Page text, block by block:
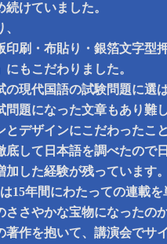
続けていました。
印刷・布貼り・銀箔文字型
もこだわりました。
の現代国語の試験問題に選
問題になった文章もあり難
とデザインにこだわったこ
底して日本語を調べたので
加した経験が残っています
15年間にわたっての連載
ささやかな宝物になったの
著作を抱いて、講演会でサ